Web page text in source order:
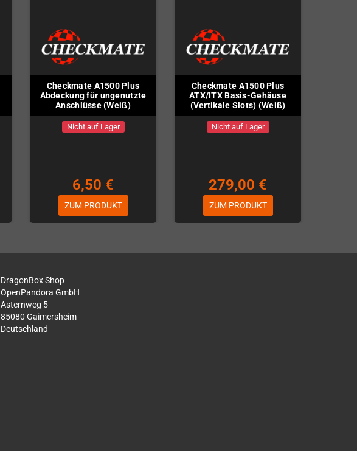
Checkmate A1500 Plus
Abdeckung für ungenutzte
Anschlüsse (Weiß)
Nicht auf Lager
6,50 €
ZUM PRODUKT
Checkmate A1500 Plus
ATX/ITX Basis-Gehäuse
(Vertikale Slots) (Weiß)
Nicht auf Lager
279,00 €
ZUM PRODUKT
DragonBox Shop
OpenPandora GmbH
Asternweg 5
85080 Gaimersheim
Deutschland